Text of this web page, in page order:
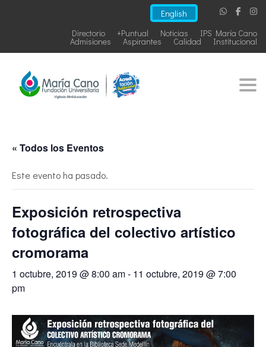
English
IPS María Cano
Noticias
+Puntual
Directorio
Institucional
Calidad
Aspirantes
Admisiones
« Todos los Eventos
Este evento ha pasado.
Exposición retrospectiva
fotográfica del colectivo artístico
cromorama
1 octubre, 2019 @ 8:00 am- 11 octubre, 2019 @ 7:00
pm